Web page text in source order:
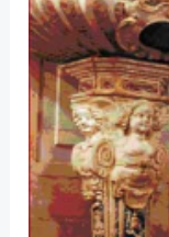
seus
Hemisférios